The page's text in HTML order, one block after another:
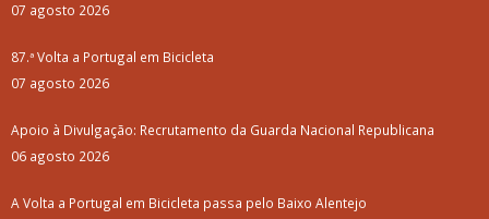
07 agosto 2026
87.ª Volta a Portugal em Bicicleta
07 agosto 2026
Apoio à Divulgação: Recrutamento da Guarda Nacional Republicana
06 agosto 2026
A Volta a Portugal em Bicicleta passa pelo Baixo Alentejo